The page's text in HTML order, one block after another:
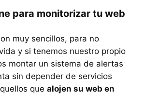
para monitorizar tu web
muy sencillos, para no
y si tenemos nuestro propio
montar un sistema de alertas
sin depender de servicios
que alojen su web en